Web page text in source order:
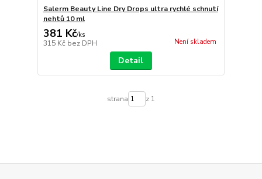
Salerm Beauty Line Dry Drops ultra rychlé schnutí
nehtů 10 ml
381 Kč/ks
315 Kč bez DPH Není skladem
Detail
strana z 1